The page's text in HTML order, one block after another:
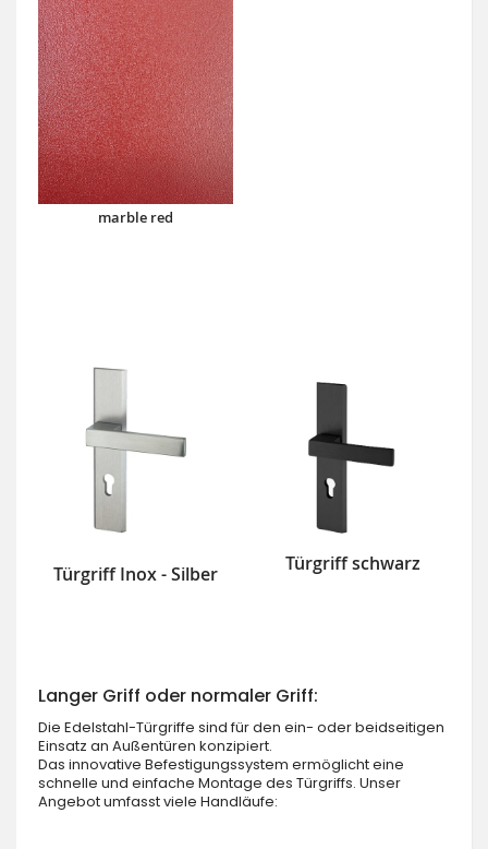
marble red
Türgriff Inox - Silber Türgriff schwarz
Langer Griff oder normaler Griff:
Die Edelstahl-Türgriffe sind für den ein- oder beidseitigen
Einsatz an Außentüren konzipiert.
Das innovative Befestigungssystem ermöglicht eine
schnelle und einfache Montage des Türgriffs. Unser
Angebot umfasst viele Handläufe: